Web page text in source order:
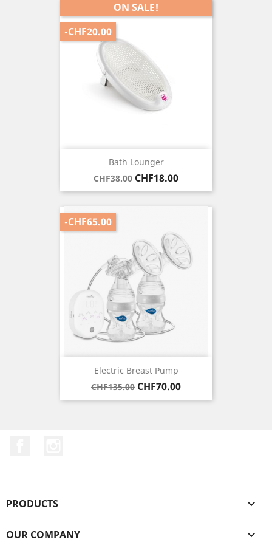
Bath Lounger
Regular
price
CHF38.00 Price
CHF18.00
ON SALE!
-CHF20.00
Electric Breast Pump
Regular
price
CHF135.00 Price
CHF70.00
-CHF65.00
PRODUCTS 
OUR COMPANY 